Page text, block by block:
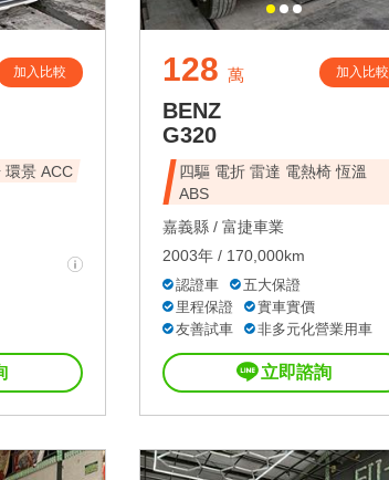
加入比較
環景 ACC
128 萬 加入比較
BENZ
G320
四驅 電折 雷達 電熱椅 恆溫
ABS
嘉義縣 / 富捷車業
2003年 / 170,000km
認證車
五大保證
里程保證
實車實價
友善試車
非多元化營業用車
立即諮詢